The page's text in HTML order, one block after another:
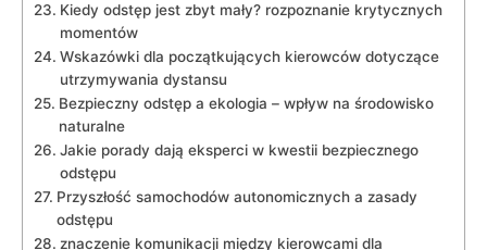
Kiedy odstęp jest zbyt mały? rozpoznanie krytycznych
momentów
Wskazówki dla początkujących kierowców dotyczące
utrzymywania dystansu
Bezpieczny odstęp a ekologia – wpływ na środowisko
naturalne
Jakie porady dają eksperci w kwestii bezpiecznego
odstępu
Przyszłość samochodów autonomicznych a zasady
odstępu
znaczenie komunikacji między kierowcami dla